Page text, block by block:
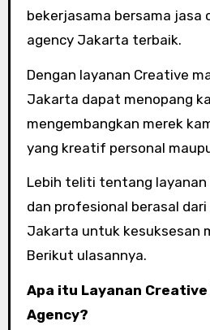
bekerjasama bersama jasa
agency Jakarta terbaik.
Dengan layanan Creative
Jakarta dapat menopang
mengembangkan merek
yang kreatif personal
Lebih teliti tentang
dan profesional berasal
Jakarta untuk kesuksesan
Berikut ulasannya.
Apa itu Layanan
Agency?